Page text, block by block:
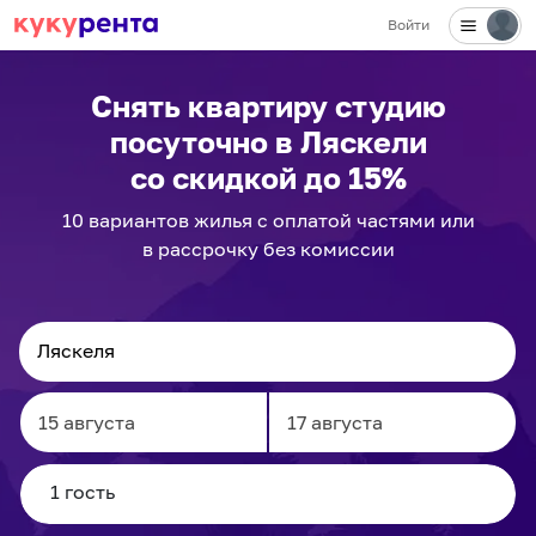
Войти
Снять квартиру студию
посуточно в Ляскели
со скидкой до 15%
10 вариантовжилья с оплатой частями или
в рассрочку без комиссии
Navigate
forward
to
Navigate
to